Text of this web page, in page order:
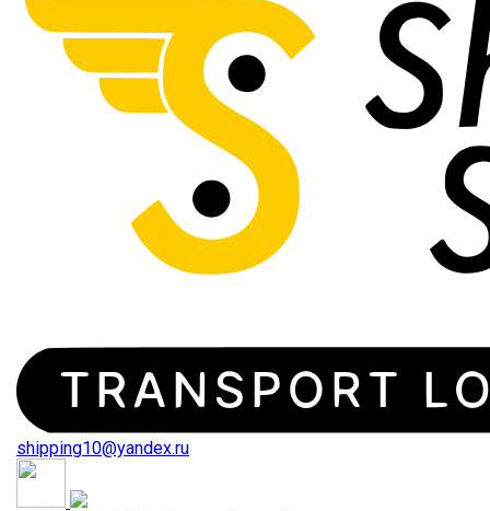
shipping10@yandex.ru